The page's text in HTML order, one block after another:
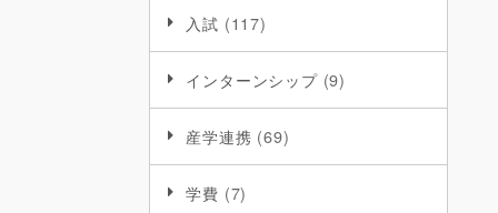
入試 (117)
インターンシップ(9)
産学連携 (69)
学費 (7)